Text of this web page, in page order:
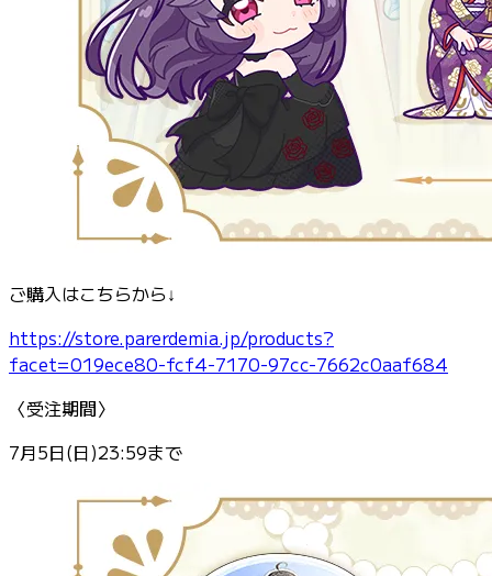
ご購入はこちらから↓
https://store.parerdemia.jp/products?
facet=019ece80-fcf4-7170-97cc-7662c0aaf684
〈受注期間〉
7月5日(日)23:59まで